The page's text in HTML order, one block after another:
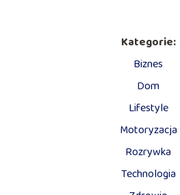
Kategorie:
Biznes
Dom
Lifestyle
Motoryzacja
Rozrywka
Technologia